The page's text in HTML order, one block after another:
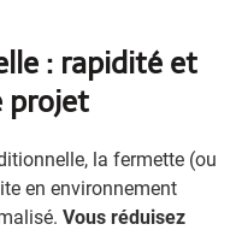
: rapidité et
projet
la fermette (ou
en environnement
Vous réduisez